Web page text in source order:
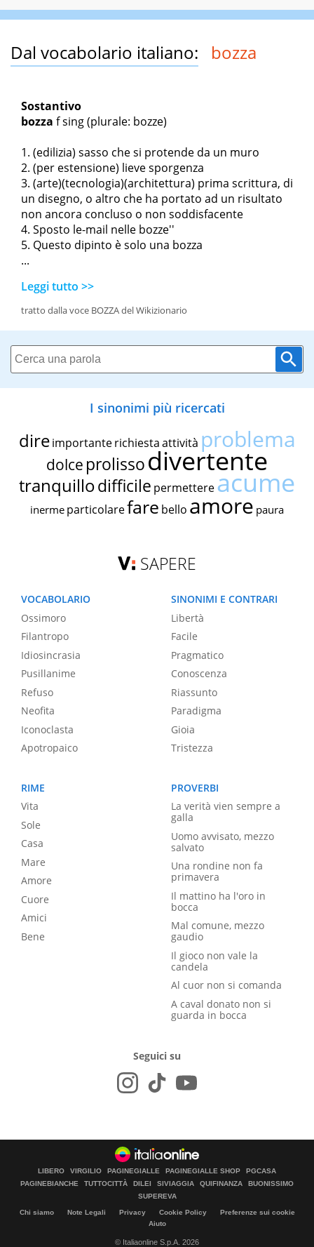
Dal vocabolario italiano: bozza
Sostantivo
bozza f sing(plurale: bozze)
(edilizia) sasso che si protende da un muro
(per estensione) lieve sporgenza
(arte)(tecnologia)(architettura) prima scrittura, di
un disegno, o altro che ha portato ad un risultato
non ancora concluso o non soddisfacente
Sposto le-mail nelle bozze''
Questo dipinto è solo una bozza
...
Leggi tutto >>
tratto dalla voce BOZZA del Wikizionario
I sinonimi più ricercati
dire importante richiestaattività problema
dolce prolissodivertente
tranquillodifficile permettereacume
inerme particolarefare bello amore paura
SAPERE
VOCABOLARIO
Ossimoro
Filantropo
Idiosincrasia
Pusillanime
Refuso
Neofita
Iconoclasta
Apotropaico
SINONIMI E CONTRARI
Libertà
Facile
Pragmatico
Conoscenza
Riassunto
Paradigma
Gioia
Tristezza
RIME
Vita
Sole
Casa
Mare
Amore
Cuore
Amici
Bene
PROVERBI
La verità vien sempre a
galla
Uomo avvisato, mezzo
salvato
Una rondine non fa
primavera
Il mattino ha l'oro in
bocca
Mal comune, mezzo
gaudio
Il gioco non vale la
candela
Al cuor non si comanda
A caval donato non si
guarda in bocca
Seguici su
LIBERO VIRGILIO PAGINEGIALLE PAGINEGIALLE SHOP
PGCASA
PAGINEBIANCHE
TUTTOCITTÀ DILEI SIVIAGGIA QUIFINANZA
BUONISSIMO
SUPEREVA
Chi siamo Note Legali Privacy Cookie Policy
Preferenze sui cookie
Aiuto
© Italiaonline S.p.A. 2026